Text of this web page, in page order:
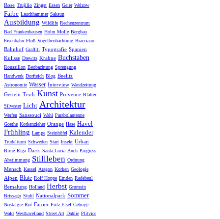
Rose Trujillo Zingst Essen Geier Welzow
Farbe Lauchhammer Saksun
Ausbildung Wildlife Rechenzentrum
Bad Frankenhausen Holm Molle Bergbau
Eisenbahn Floß Vogelbeobachtung Bracciano
Bahnhof Graffiti Typografie Spanien
Kulisse Drewitz Krahne Buchstaben
Roussillon Beobachtung Sprengung
Handwerk Dorfteich Blog Beelitz
Astronomie Wasser Interview Wandzeitung
Gestein Tisch Kunst Provence Blätter
Silvester Licht Architektur
Werfen Sanssouci Wahl Parabolantenne
Goethe Korkenzieher Orange Hase Havel
Frühling Lampe Steinhöfel Kalender
Trudelturm Schweden Start Insekt Urban
Birne Riga Darss Santa Lucia Buch Progress
Abstimmung Stillleben Ordnung
Mensch Kassel Aragon Korken Geologie
Alpen Blüte Rolf Hoppe Emden Radebeul
Bemalung Holland Herbst Grumsin
Brissago Stuhl Nationalpark Sommer
Nostalgie Rot Färöer Fritz Eisel Gebirge
Wald Westhavelland Street Art Dahlie Plitvice